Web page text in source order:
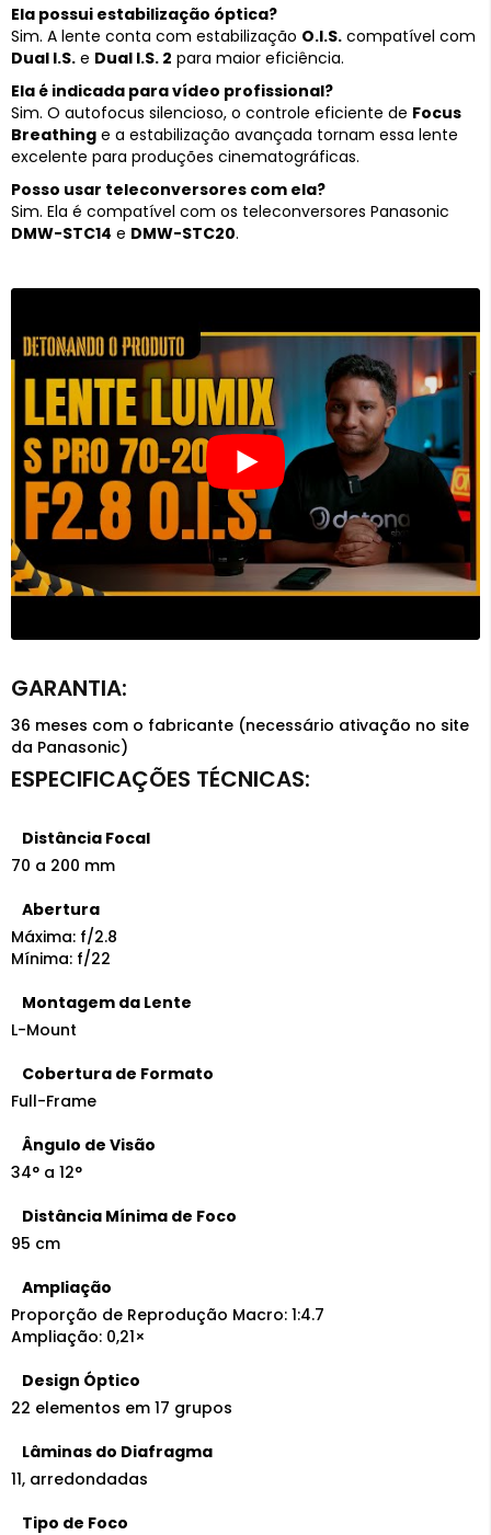
36 meses com o fabricante (necessário ativação no site
da Panasonic)
Distância Focal
70 a 200 mm
Abertura
Máxima: f/2.8
Mínima: f/22
Montagem da Lente
L-Mount
Cobertura de Formato
Full-Frame
Ângulo de Visão
34° a 12°
Distância Mínima de Foco
95 cm
Ampliação
Proporção de Reprodução Macro: 1:4.7
Ampliação: 0,21×
Design Óptico
22 elementos em 17 grupos
Lâminas do Diafragma
11, arredondadas
Tipo de Foco
Ela possui estabilização óptica?
Sim. A lente conta com estabilização O.I.S. compatível com
Dual I.S. e Dual I.S. 2 para maior eficiência.
Ela é indicada para vídeo profissional?
Sim. O autofocus silencioso, o controle eficiente de Focus
Breathing e a estabilização avançada tornam essa lente
excelente para produções cinematográficas.
Posso usar teleconversores com ela?
Sim. Ela é compatível com os teleconversores Panasonic
DMW-STC14 e DMW-STC20.